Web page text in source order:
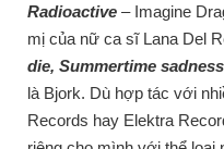
Radioactive – Imagine
mị của nữ ca sĩ Lana Del
die, Summertime sadness
là Bjork. Dù hợp tác với
Records hay Elektra